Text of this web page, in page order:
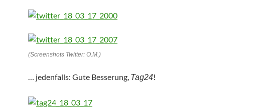
(Screenshots Twitter: O.M.)
… jedenfalls: Gute Besserung, Tag24!